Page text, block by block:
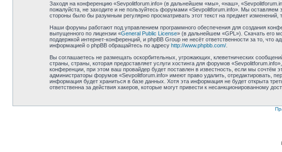
Заходя на конференцию «Sevpolitforum.info» (в дальнейшем «мы», «наш»,
пожалуйста, не заходите и не пользуйтесь форумами «Sevpolitforum.info». Мы
стороны было бы разумным регулярно просматривать этот текст на предмет
Наши форумы работают под управлением программного обеспечения для создания
выпущенного по лицензии «General Public License» (в дальнейшем «GPL»). Скачать его
поддержкой интернет-конференций, и phpBB Group не несёт ответственности за то,
информацией о phpBB обращайтесь по адресу http://www.phpbb.com/.
Вы соглашаетесь не размещать оскорбительных, угрожающих, клеветнических
страны, страны, которая предоставляет услуги хостинга для форумов
конференции, при этом ваш провайдер будет поставлен в известность, если мы
администраторы форумов «Sevpolitforum.info» имеют право удалить, отредактировать,
информация будет храниться в базе данных. Хотя эта информация не будет открыта
ответственна за действия хакеров, которые могут привести к несанкционированному